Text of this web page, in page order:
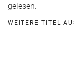
gelesen.
WEITERE TITEL